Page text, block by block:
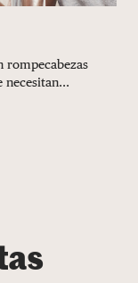
rompecabezas
necesitan...